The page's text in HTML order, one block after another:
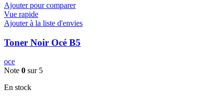
Ajouter pour comparer
Vue rapide
Ajouter à la liste d'envies
Toner Noir Océ B5
oce
Note 0 sur 5
En stock